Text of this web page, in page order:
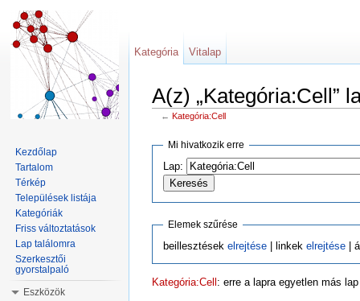
A(z) „Kategória:Cell”
← Kategória:Cell
Mi hivatkozik erre
Lap:
Elemek szűrése
beillesztések elrejtése| linkek elrejtése|
Kategória:Cell : erre a lapra egyetlen más
Kategória Vitalap
Kezdőlap
Tartalom
Térkép
Települések listája
Kategóriák
Friss változtatások
Lap találomra
Szerkesztői
gyorstalpaló
Eszközök